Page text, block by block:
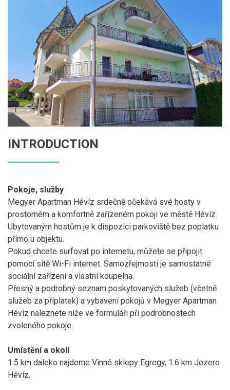
INTRODUCTION
Pokoje, služby
Megyer Apartman Hévíz srdečně očekává své hosty v
prostorném a komfortně zařízeném pokoji ve městě Hévíz.
Ubytovaným hostům je k dispozici parkoviště bez poplatku
přímo u objektu.
Pokud chcete surfovat po internetu, můžete se připojit
pomocí sítě Wi-Fi internet. Samozřejmostí je samostatné
sociální zařízení a vlastní koupelna.
Přesný a podrobný seznam poskytovaných služeb (včetně
služeb za příplatek) a vybavení pokojů v Megyer Apartman
Hévíz naleznete níže ve formuláři při podrobnostech
zvoleného pokoje.
Umístění a okolí
1.5 km daleko najdeme Vinné sklepy Egregy, 1.6 km Jezero
Hévíz.